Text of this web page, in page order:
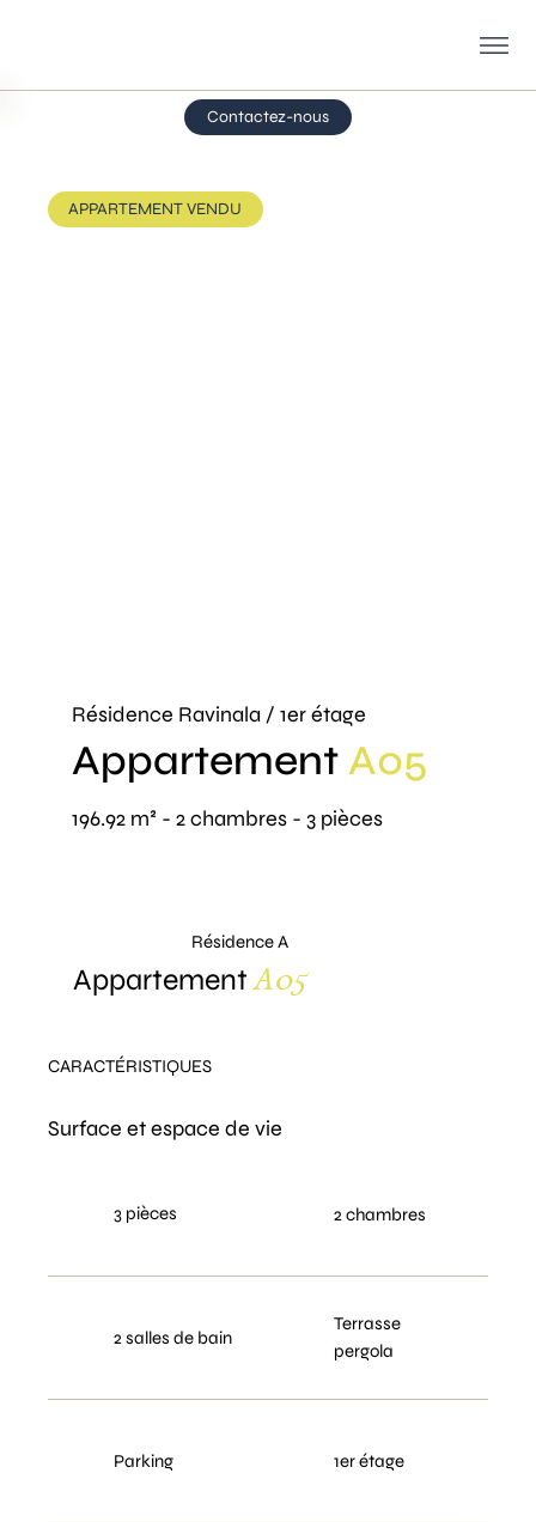
Contactez-nous
Résidence Ravinala / 1er étage
Appartement A05
196.92 m² - 2 chambres - 3 pièces
APPARTEMENT VENDU
Surface et espace de vie
CARACTÉRISTIQUES
3 pièces 2 chambres
2 salles de bain
Parking 1er étage
Terrasse
pergola
Résidence A
AppartementA05